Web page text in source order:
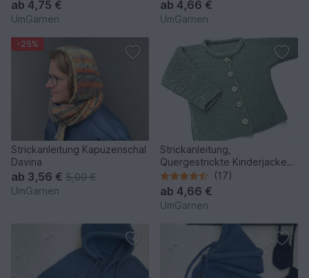
ab 4,75 €
UmGarnen
ab 4,66 €
UmGarnen
-25%
Strickanleitung Kapuzenschal
Davina
ab 3,56 € 5,00 €
UmGarnen
Strickanleitung,
Quergestrickte Kinderjacke
Gr. 98 - 128 (17)
ab 4,66 €
UmGarnen